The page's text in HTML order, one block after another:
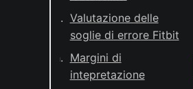
Valutazione delle
soglie di errore Fitbit
Margini di
intepretazione